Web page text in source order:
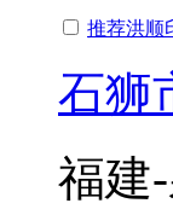
推荐洪顺
石狮
福建